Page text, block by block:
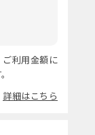
利用金額に
詳細はこちら